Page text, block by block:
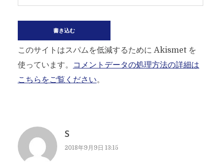
このサイトはスパムを低減するために Akismet を
使っています。
コメントデータの処理方法の詳細は
こちらをご覧ください。
S
2018年9月9日 13:15